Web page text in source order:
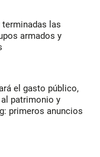
las
armados y
el gasto público,
patrimonio y
primeros anuncios